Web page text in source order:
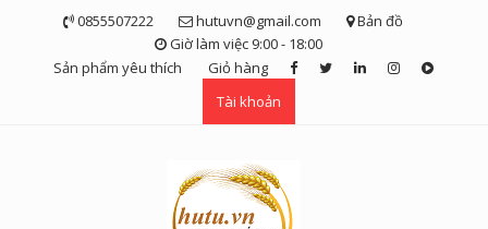
0855507222 hutuvn@gmail.com
Bản đồ
Giờ làm việc 9:00 - 18:00
Sản phẩm yêu thích
Giỏ hàng
Tài khoản